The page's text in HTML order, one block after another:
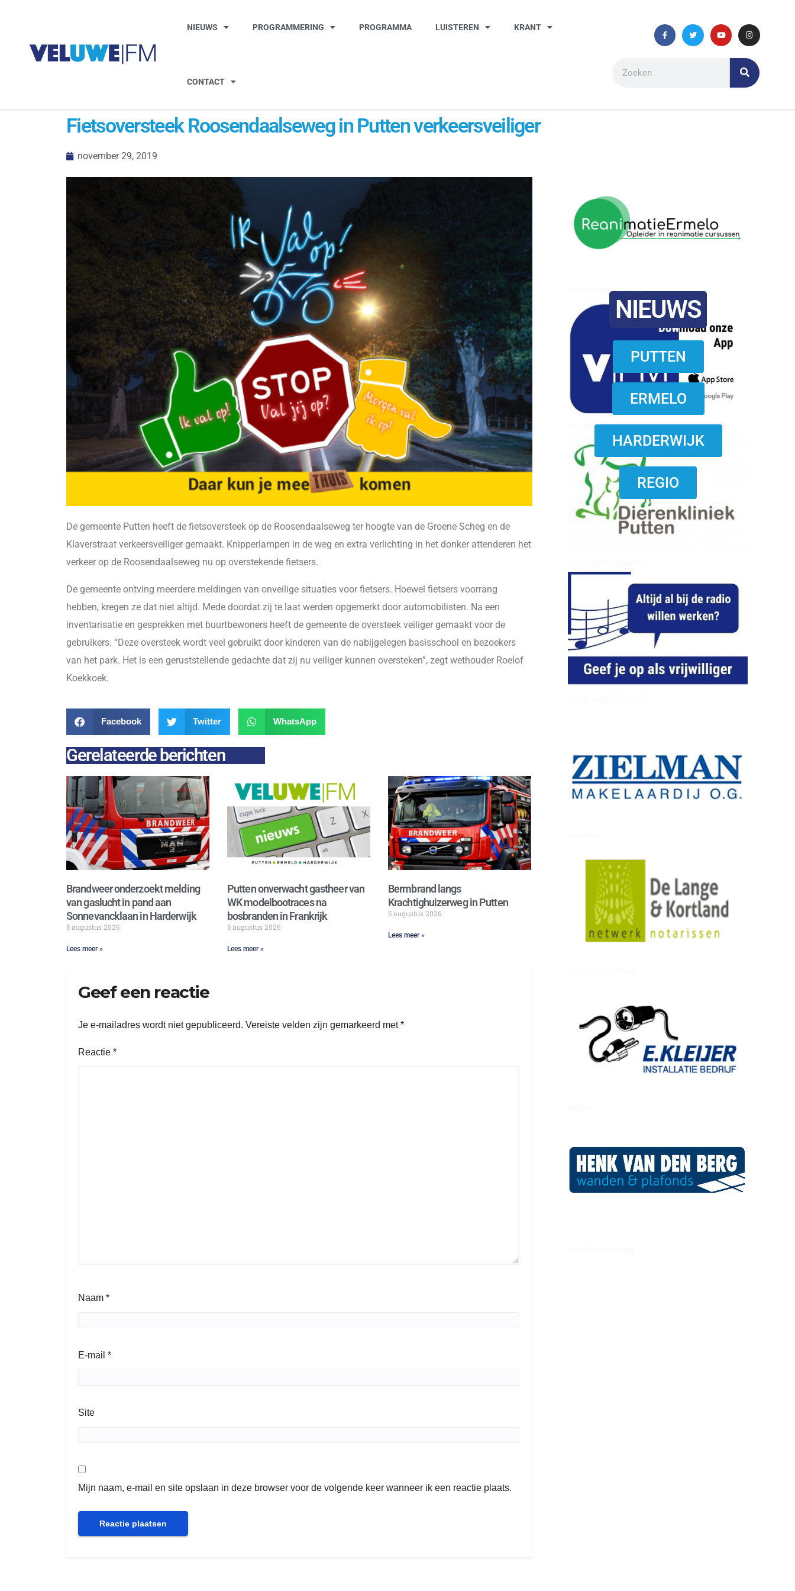
NIEUWS PROGRAMMERING PROGRAMMA LUISTEREN KRANT
CONTACT
Fietsoversteek Roosendaalseweg in Putten verkeersveiliger
november 29, 2019
reanimatie ermelo
download onzze App
NIEUWS
PUTTEN
ERMELO
HARDERWIJK
REGIO
De gemeente Putten heeft de fietsoversteek op de Roosendaalseweg ter hoogte van de Groene Scheg en de
Klaverstraat verkeersveiliger gemaakt. Knipperlampen in de weg en extra verlichting in het donker attenderen het
verkeer op de Roosendaalseweg nu op overstekende fietsers.
De gemeente ontving meerdere meldingen van onveilige situaties voor fietsers. Hoewel fietsers voorrang
hebben, kregen ze dat niet altijd. Mede doordat zij te laat werden opgemerkt door automobilisten. Na een
inventarisatie en gesprekken met buurtbewoners heeft de gemeente de oversteek veiliger gemaakt voor de
gebruikers. “Deze oversteek wordt veel gebruikt door kinderen van de nabijgelegen basisschool en bezoekers
van het park. Het is een geruststellende gedachte dat zij nu veiliger kunnen oversteken”, zegt wethouder Roelof
Koekkoek.
Facebook Twitter WhatsApp
Gerelateerde berichten
Brandweer onderzoekt melding
van gaslucht in pand aan
Sonnevancklaan in Harderwijk
5 augustus 2026
Lees meer »
Putten onverwacht gastheer van
WK modelbootraces na
bosbranden in Frankrijk
5 augustus 2026
Lees meer »
Bermbrand langs
Krachtighuizerweg in Putten
5 augustus 2026
Lees meer »
Geef een reactie
Je e-mailadres wordt niet gepubliceerd. Vereiste velden zijn gemarkeerd met*
Reactie *
Naam *
E-mail *
Site
Mijn naam, e-mail en site opslaan in deze browser voor de volgende keer wanneer ik een reactie plaats.